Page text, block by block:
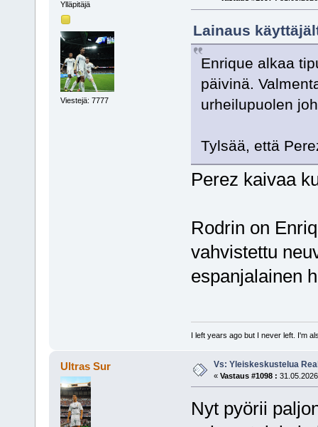
Ylläpitäjä
Viestejä: 7777
Lainaus
Enrique alkaa
päivinä.
urheilupuolen
Tylsää, että
Perez kaivaa
Rodrin on
vahvistettu
espanjalainen
I left years ago but I never left. I'm
Ultras Sur Vs: Yleiskeskustelua
« Vastaus #1098 :
Nyt pyörii